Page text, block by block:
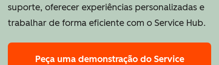
suporte, oferecer experiências personalizadas e
trabalhar de forma eficiente com o Service Hub.
Peça uma demonstração do Service